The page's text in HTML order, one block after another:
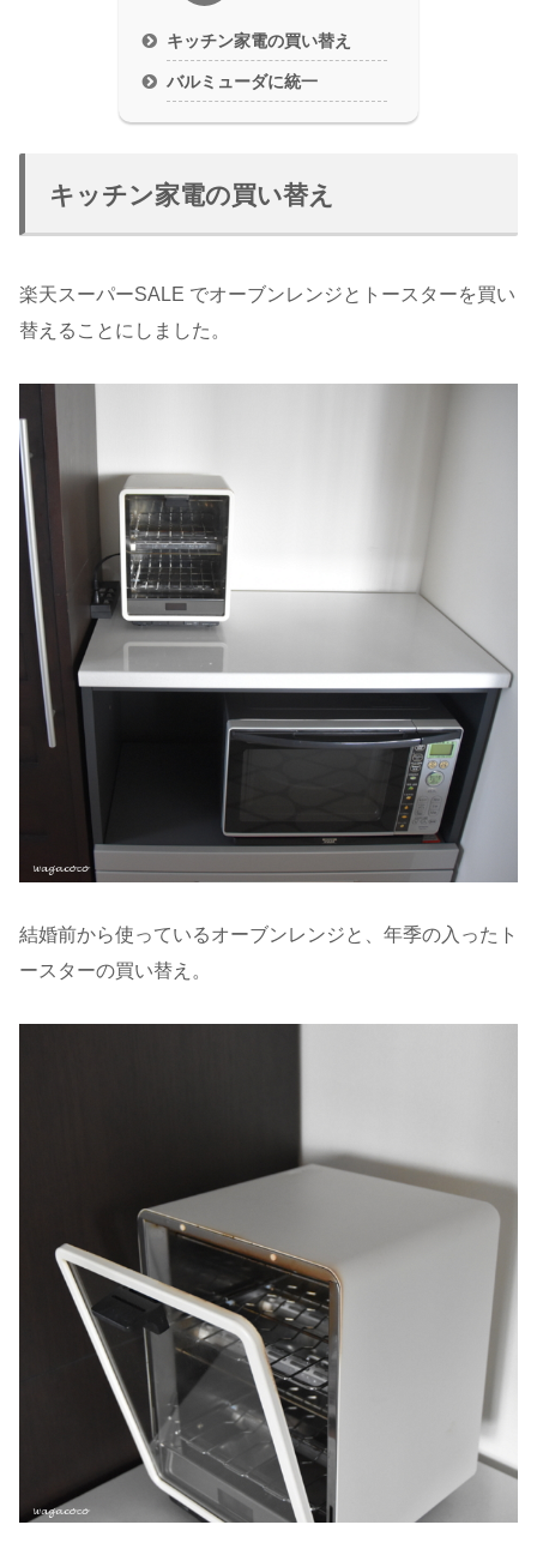
キッチン家電の買い替え
バルミューダに統一
キッチン家電の買い替え
楽天スーパーSALE でオーブンレンジとトースターを買い
替えることにしました。
結婚前から使っているオーブンレンジと、年季の入ったト
ースターの買い替え。